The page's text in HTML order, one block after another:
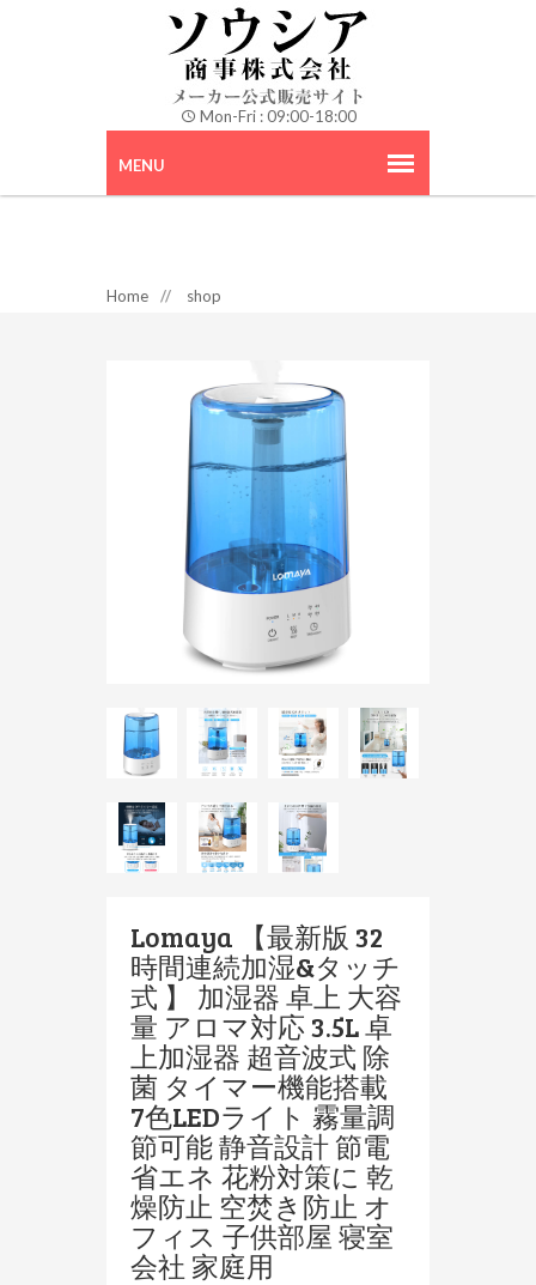
Mon-Fri : 09:00-18:00
Home // shop
Lomaya 【最新版 32
時間連続加湿&タッチ
式 】 加湿器 卓上 大容
量 アロマ対応 3.5L 卓
上加湿器 超音波式 除
菌 タイマー機能搭載
7色LEDライト 霧量調
節可能 静音設計 節電
省エネ 花粉対策に 乾
燥防止 空焚き防止 オ
フィス 子供部屋 寝室
会社 家庭用